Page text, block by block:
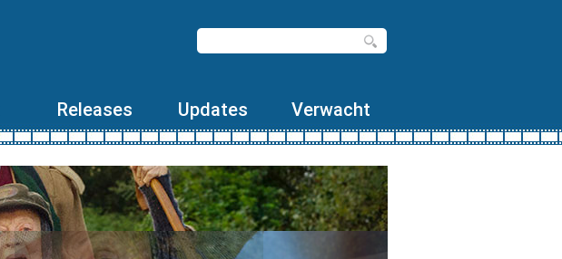
Releases Updates Verwacht